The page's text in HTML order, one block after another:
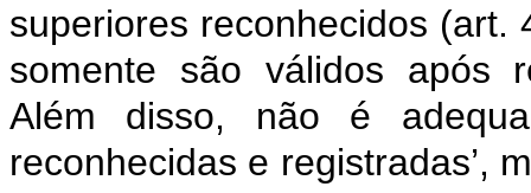
superiores reconhecidos (art.
somente são válidos após
Além disso, não é
reconhecidas e registradas’,